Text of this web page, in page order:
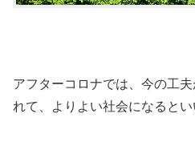
アフターコロナでは、今の工
れて、よりよい社会になるとい